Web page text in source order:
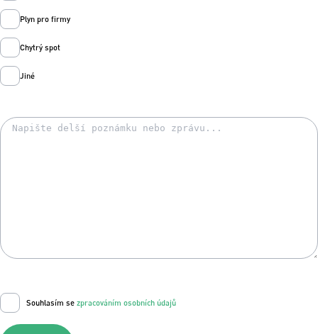
Plyn pro firmy
Chytrý spot
Jiné
Souhlasím se zpracováním osobních údajů